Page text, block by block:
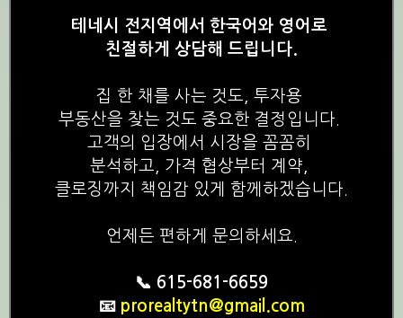
테네시 전지역에서 한국어와 영어로
친절하게 상담해 드립니다.
집 한 채를 사는 것도, 투자용
부동산을 찾는 것도 중요한 결정입니다.
고객의 입장에서 시장을 꼼꼼히
분석하고, 가격 협상부터 계약,
클로징까지 책임감 있게 함께하겠습니다.
언제든 편하게 문의하세요.
📞 615-681-6659
📧 prorealtytn@gmail.com